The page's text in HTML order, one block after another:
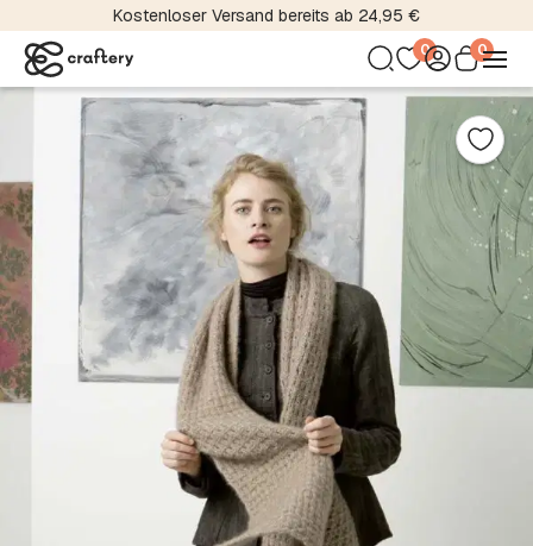
Kostenloser Versand bereits ab 24,95 €
0 0